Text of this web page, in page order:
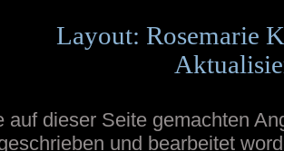
Layout: Rosemarie
auf dieser Seite gemachten
und bearbeitet